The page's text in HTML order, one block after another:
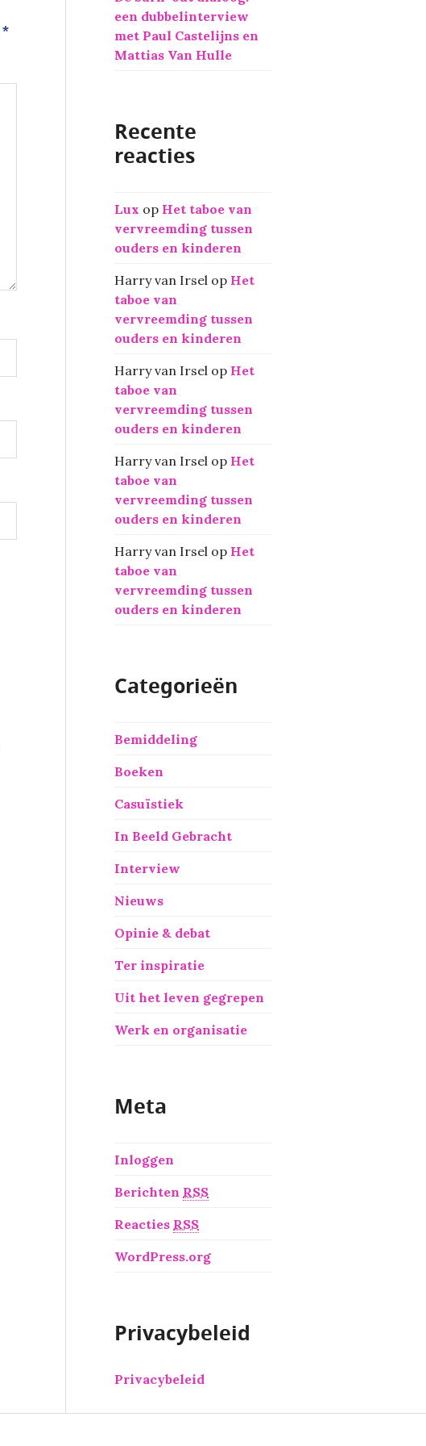
*
een dubbelinterview
met Paul Castelijns en
Mattias Van Hulle
Recente
reacties
Lux op Het taboe van
vervreemding tussen
ouders en kinderen
Harry van Irsel op Het
taboe van
vervreemding tussen
ouders en kinderen
Harry van Irsel op Het
taboe van
vervreemding tussen
ouders en kinderen
Harry van Irsel op Het
taboe van
vervreemding tussen
ouders en kinderen
Harry van Irsel op Het
taboe van
vervreemding tussen
ouders en kinderen
Categorieën
Bemiddeling
Boeken
Casuïstiek
In Beeld Gebracht
Interview
Nieuws
Opinie & debat
Ter inspiratie
Uit het leven gegrepen
Werk en organisatie
Meta
Inloggen
Berichten RSS
Reacties RSS
WordPress.org
Privacybeleid
Privacybeleid